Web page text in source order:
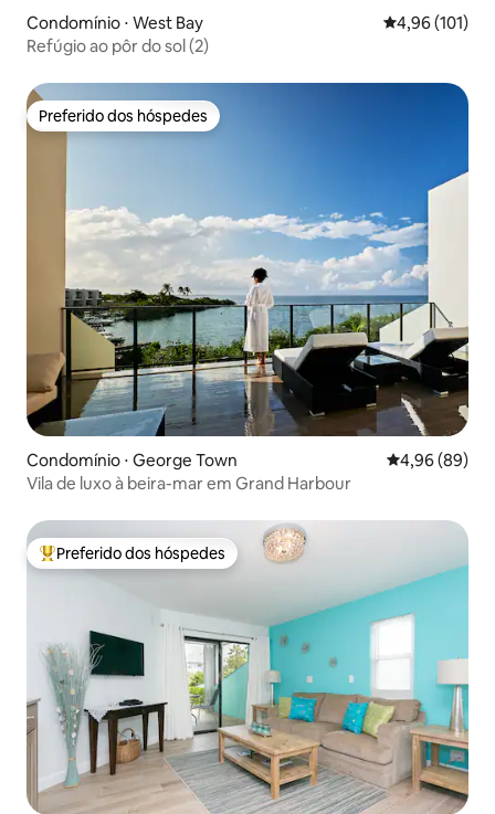
Condomínio ⋅ West Bay 4,96 de uma
4,96 (101)
Refúgio ao pôr do sol (2)
Preferido dos hóspedes
Preferido dos hóspedes
Condomínio ⋅ George Town 4,96 de uma
4,96 (89)
Vila de luxo à beira-mar em Grand Harbour
Entre os melhores preferidos dos hóspedes
Preferido dos hóspedes